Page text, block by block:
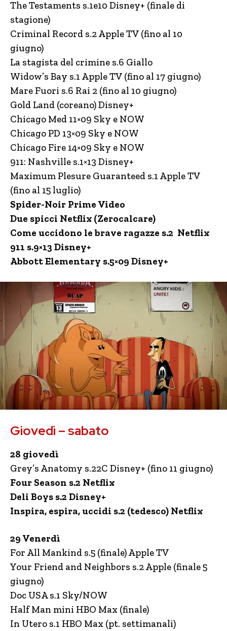
The Testaments s.1e10 Disney+ (finale di
stagione)
Criminal Record s.2 Apple TV (fino al 10
giugno)
La stagista del crimine s.6 Giallo
Widow’s Bay s.1 Apple TV (fino al 17 giugno)
Mare Fuori s.6 Rai 2 (fino al 10 giugno)
Gold Land (coreano) Disney+
Chicago Med 11×09 Sky e NOW
Chicago PD 13×09 Sky e NOW
Chicago Fire 14×09 Sky e NOW
911: Nashville s.1×13 Disney+
Maximum Plesure Guaranteed s.1 Apple TV
(fino al 15 luglio)
Spider-Noir Prime Video
Due spicci Netflix (Zerocalcare)
Come uccidono le brave ragazze s.2 Netflix
911 s.9×13 Disney+
Abbott Elementary s.5×09 Disney+
Giovedì – sabato
28 giovedì
Grey’s Anatomy s.22C Disney+ (fino 11 giugno)
Four Season s.2 Netflix
Deli Boys s.2 Disney+
Inspira, espira, uccidi s.2 (tedesco) Netflix
29 Venerdì
For All Mankind s.5 (finale) Apple TV
Your Friend and Neighbors s.2 Apple (finale 5
giugno)
Doc USA s.1 Sky/NOW
Half Man mini HBO Max (finale)
In Utero s.1 HBO Max (pt. settimanali)